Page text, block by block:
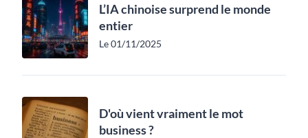
L’IA chinoise surprend le monde
entier
Le 01/11/2025
D'où vient vraiment le mot
business ?